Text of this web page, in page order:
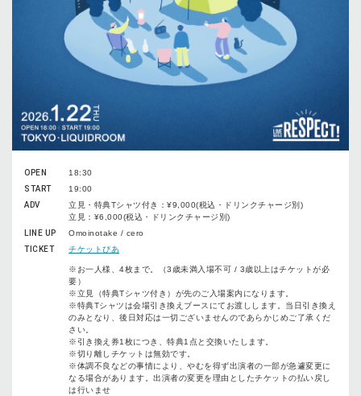
OPEN
18:30
START
19:00
ADV
⽴⾒・特典Tシャツ付き：¥9,000(税込・ドリンクチャージ別)
⽴⾒：¥6,000(税込・ドリンクチャージ別)
LINE UP
Omoinotake / cero
TICKET
チケットぴあ
※お⼀⼈様、4枚まで。（3歳未満⼊場不可 / 3歳以上はチケットが必
要）
※⽴⾒（特典Tシャツ付き）が先のご⼊場案内になります。
※特典Tシャツは会場引き換えブースにてお渡しします。当⽇引き換え
のみとなり、後⽇対応は⼀切ございませんのであらかじめご了承くだ
さい。
※引き換え券1枚につき、特典1点と交換いたします。
※切り離しチケットは無効です。
※体調不良などの事情により、やむを得ず出演者の⼀部が急遽変更に
なる場合があります。出演者の変更を理由としたチケットの払い戻し
は⾏いませ